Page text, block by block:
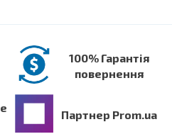
100% Гарантія
повернення
Партнер Prom.ua